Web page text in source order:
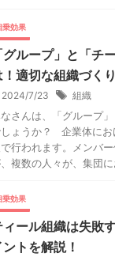
乗効果
グループ」と「チ
！適切な組織づく
2024/7/23 組織
さんは、「グループ
ょうか？ 企業体にお
で行われます。メンバ
複数の人々が、集団
乗効果
ィール組織は失敗
ントを解説！